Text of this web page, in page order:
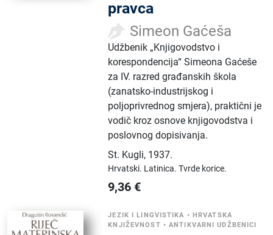
pravca
Simeon Gaćeša
Udžbenik „Knjigovodstvo i
korespondencija“ Simeona Gaćeše
za IV. razred građanskih škola
(zanatsko-industrijskog i
poljoprivrednog smjera), praktični je
vodič kroz osnove knjigovodstva i
poslovnog dopisivanja.
St. Kugli, 1937.
Hrvatski. Latinica.Tvrde korice.
9,36 €
JEZIK I LINGVISTIKA • HRVATSKA
KNJIŽEVNOST •ANTIKVARNI UDŽBENICI